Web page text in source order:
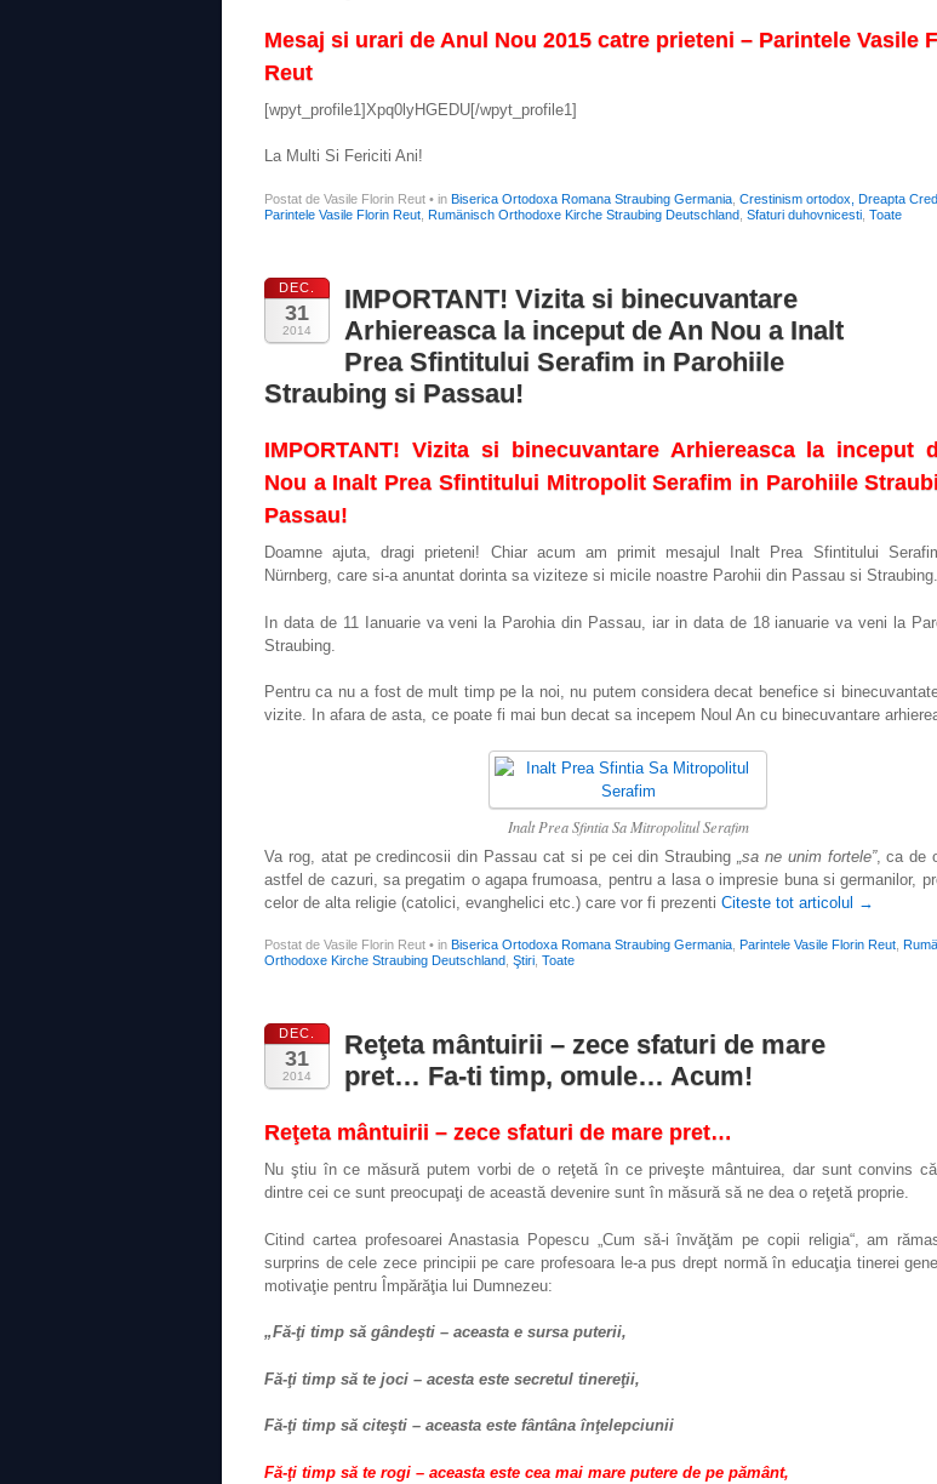
Mesaj si urari de Anul Nou 2015 catre prieteni – Parintele Vasile
Reut
[wpyt_profile1]Xpq0lyHGEDU[/wpyt_profile1]
La Multi Si Fericiti Ani!
Postat de Vasile Florin Reut • in Biserica Ortodoxa Romana Straubing Germania Crestinism ortodox, Dreapta
Parintele Vasile Florin Reut Rumänisch Orthodoxe Kirche Straubing Deutschland Sfaturi duhovnicesti Toate
DEC.
31
2014
IMPORTANT! Vizita si binecuvantare
Arhiereasca la inceput de An Nou a Inalt
Prea Sfintitului Serafim in Parohiile
Straubing si Passau!
IMPORTANT! Vizita si binecuvantare Arhiereasca la inceput
Nou a Inalt Prea Sfintitului Mitropolit Serafim in Parohiile
Passau!
Doamne ajuta, dragi prieteni! Chiar acum am primit mesajul Inalt Prea Sfintitului
Nürnberg, care si-a anuntat dorinta sa viziteze si micile noastre Parohii din Passau si Straubing.
In data de 11 Ianuarie va veni la Parohia din Passau, iar in data de 18 ianuarie va veni la
Straubing.
Pentru ca nu a fost de mult timp pe la noi, nu putem considera decat benefice si
vizite. In afara de asta, ce poate fi mai bun decat sa incepem Noul An cu binecuvantare
Inalt Prea Sfintia Sa Mitropolitul Serafim
Va rog, atat pe credincosii din Passau cat si pe cei din Straubing „sa ne unim fortele”, ca de
astfel de cazuri, sa pregatim o agapa frumoasa, pentru a lasa o impresie buna si germanilor,
celor de alta religie (catolici, evanghelici etc.) care vor fi prezenti Citeste tot articolul →
Postat de Vasile Florin Reut • in Biserica Ortodoxa Romana Straubing Germania Parintele Vasile Florin Reut
Orthodoxe Kirche Straubing Deutschland Ştiri Toate
DEC.
31
2014
Reţeta mântuirii – zece sfaturi de mare
pret… Fa-ti timp, omule… Acum!
Reţeta mântuirii – zece sfaturi de mare pret…
Nu ştiu în ce măsură putem vorbi de o reţetă în ce priveşte mântuirea, dar sunt convins
dintre cei ce sunt preocupaţi de această devenire sunt în măsură să ne dea o reţetă proprie.
Citind cartea profesoarei Anastasia Popescu „Cum să-i învăţăm pe copii religia“, am
surprins de cele zece principii pe care profesoara le-a pus drept normă în educaţia tinerei
motivaţie pentru Împărăţia lui Dumnezeu:
„Fă-ţi timp să gândeşti – aceasta e sursa puterii,
Fă-ţi timp să te joci – acesta este secretul tinereţii,
Fă-ţi timp să citeşti – aceasta este fântâna înţelepciunii
Fă-ţi timp să te rogi – aceasta este cea mai mare putere de pe pământ,